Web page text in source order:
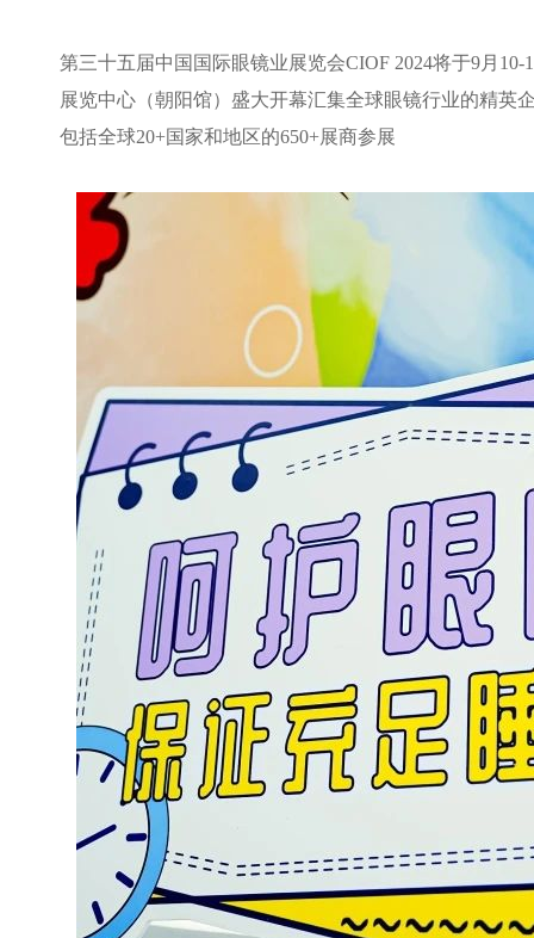
第三十五届中国国际眼镜业展览会CIOF 2024将于9月 10-
展览中心（朝阳馆）盛大开幕汇集全球眼镜行业的精英
包括全球20+国家和地区的650+展商参展